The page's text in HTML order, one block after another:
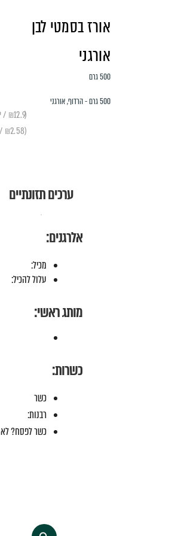
אורז בסמטי לבן
אורגני
500 גרם
500 גרם - הרדוף, אורגני
(₪12.9 / יחידה)
(₪2.58 / 100 גרם)
ערכים תזונתיים
אלרגנים:
מכיל:
עלול להכיל:
מותג ראשי:
כשרות:
כשר
רבנות:
כשר לפסח? לא